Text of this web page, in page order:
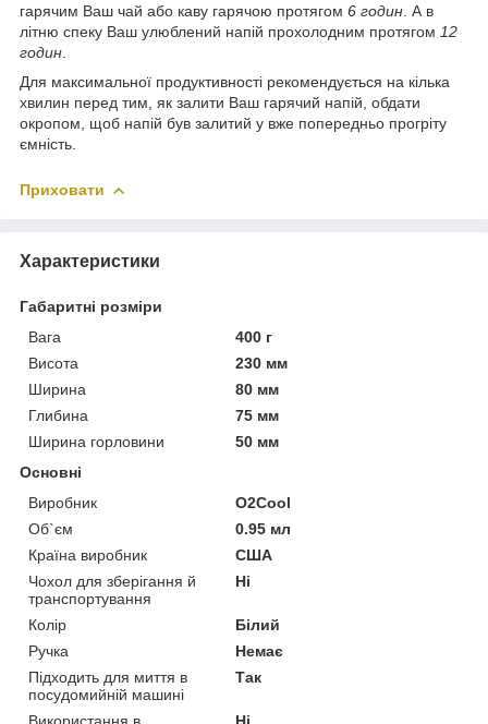
гарячим Ваш чай або каву гарячою протягом 6 годин . А в
літню спеку Ваш улюблений напій прохолодним протягом 12
годин
Для максимальної продуктивності рекомендується на кілька
хвилин перед тим, як залити Ваш гарячий напій, обдати
окропом, щоб напій був залитий у вже попередньо прогріту
ємність.
Приховати
Характеристики
Габаритні розміри
Вага
400 г
Висота
230 мм
Ширина
80 мм
Глибина
75 мм
Ширина горловини
50 мм
Основні
Виробник
O2Cool
Об`єм
0.95 мл
Країна виробник
США
Чохол для зберігання й
транспортування
Ні
Колір
Білий
Ручка
Немає
Підходить для миття в
посудомийній машині
Так
Використання в Ні